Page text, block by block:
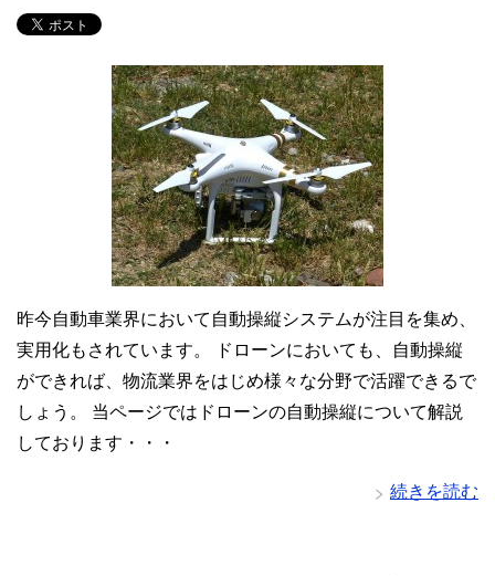
昨今自動車業界において自動操縦システムが注目を集め、
実用化もされています。 ドローンにおいても、自動操縦
ができれば、物流業界をはじめ様々な分野で活躍できるで
しょう。 当ページではドローンの自動操縦について解説
しております・・・
続きを読む